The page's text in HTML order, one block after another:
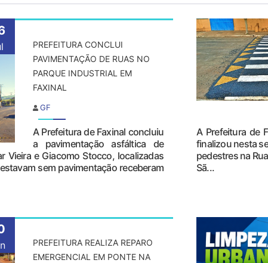
PREFEITURA CONCLUI
PAVIMENTAÇÃO DE RUAS NO
PARQUE INDUSTRIAL EM
FAXINAL
GF
A Prefeitura de Faxinal concluiu
a pavimentação asfáltica de
Vieira e Giacomo Stocco, localizadas
sem pavimentação receberam
A Prefeitura de
finalizou nesta
pedestres na
Sã...
PREFEITURA REALIZA REPARO
EMERGENCIAL EM PONTE NA